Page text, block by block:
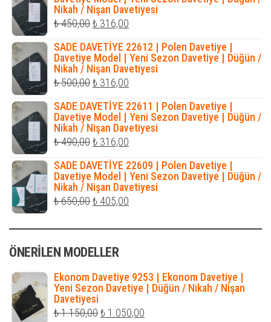
₺ 345,00.
Nikah / Nişan Davetiyesi
₺450,00Orijinal
fiyat:
₺ 450,00.
₺ 316,00
fiyat:
₺ 316,00.
SADE DAVETİYE 22612 | Polen Davetiye |
Davetiye Model | Yeni Sezon Davetiye | Düğün /
Nikah / Nişan Davetiyesi
₺500,00Orijinal
fiyat:
₺ 500,00.
₺ 316,00
fiyat:
₺ 316,00.
SADE DAVETİYE 22611 | Polen Davetiye |
Davetiye Model | Yeni Sezon Davetiye | Düğün /
Nikah / Nişan Davetiyesi
₺490,00Orijinal
fiyat:
₺ 490,00.
₺ 316,00
fiyat:
₺ 316,00.
SADE DAVETİYE 22609 | Polen Davetiye |
Davetiye Model | Yeni Sezon Davetiye | Düğün /
Nikah / Nişan Davetiyesi
₺650,00Orijinal
₺ 405,00
ÖNERILEN MODELLER
Ekonom Davetiye 9253 | Ekonom Davetiye |
Yeni Sezon Davetiye | Düğün / Nikah / Nişan
Davetiyesi
₺1.150,00Orijinal
₺ 1.050,00